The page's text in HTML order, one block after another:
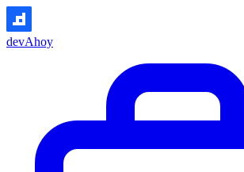
devAhoy